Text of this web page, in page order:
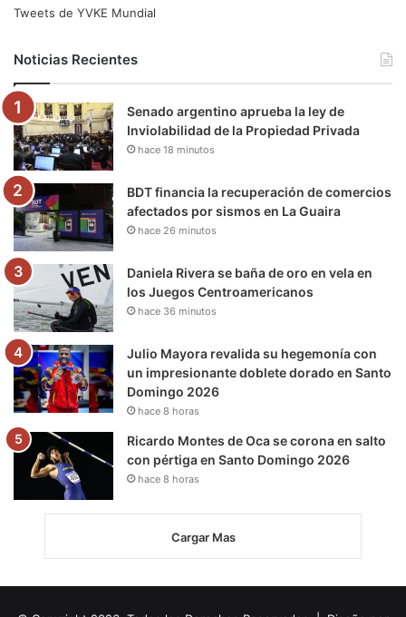
e
o
o
k
t
e
r
b
e
g
r
m
r
a
k
Tweets de YVKE Mundial
Noticias Recientes
Senado argentino aprueba la ley de
Inviolabilidad de la Propiedad Privada
hace 18 minutos
BDT financia la recuperación de comercios
afectados por sismos en La Guaira
hace 26 minutos
Daniela Rivera se baña de oro en vela en
los Juegos Centroamericanos
hace 36 minutos
Julio Mayora revalida su hegemonía con
un impresionante doblete dorado en Santo
Domingo 2026
hace 8 horas
Ricardo Montes de Oca se corona en salto
con pértiga en Santo Domingo 2026
hace 8 horas
Cargar Mas